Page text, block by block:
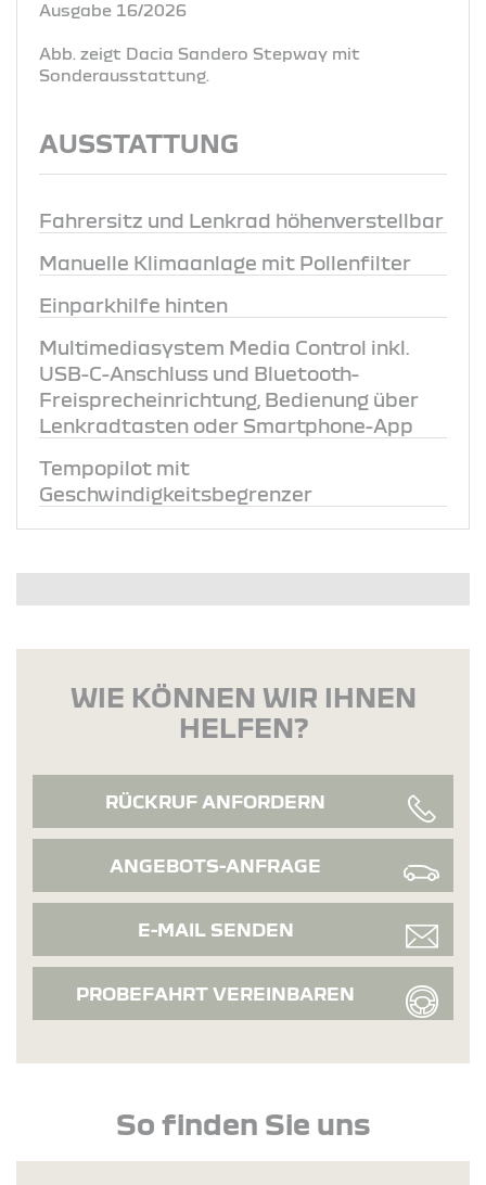
Ausgabe 16/2026
Abb. zeigt Dacia Sandero Stepway mit
Sonderausstattung.
AUSSTATTUNG
Fahrersitz und Lenkrad höhenverstellbar
Manuelle Klimaanlage mit Pollenfilter
Einparkhilfe hinten
Multimediasystem Media Control inkl.
USB-C-Anschluss und Bluetooth-
Freisprecheinrichtung, Bedienung über
Lenkradtasten oder Smartphone-App
Tempopilot mit
Geschwindigkeitsbegrenzer
WIE KÖNNEN WIR IHNEN
HELFEN?
RÜCKRUF ANFORDERN
ANGEBOTS-ANFRAGE
E-MAIL SENDEN
PROBEFAHRT VEREINBAREN
So finden Sie uns